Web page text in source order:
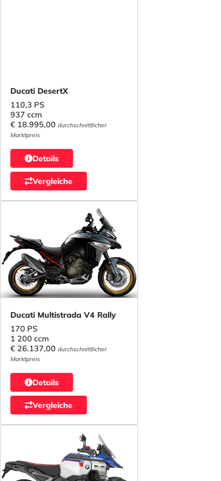
Ducati DesertX
110,3 PS
937 ccm
€ 18.995,00 durchschnittlicher
Marktpreis
Details
Vergleiche
Ducati Multistrada V4 Rally
170 PS
1 200 ccm
€ 26.137,00 durchschnittlicher
Marktpreis
Details
Vergleiche